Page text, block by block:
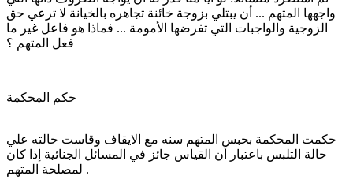
واجهها المتهم ... أن يبتلي بزوجة خائنة تجاهره بالخيانة لا ترعي حق
الزوجية والواجبات التي تفرضها الأمومة ... فماذا هو فاعل غير ما
فعل المتهم ؟
حكمت المحكمة بحبس المتهم سنه مع الايقاف وقاست حالته علي
حالة التلبس باعتبار أن القياس جائز في المسائل الجنائية إذا كان
لمصلحة المتهم .